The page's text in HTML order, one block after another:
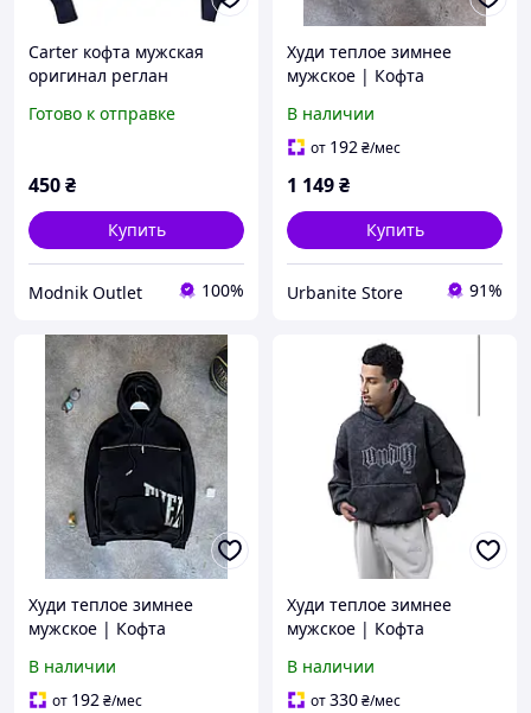
Carter кофта мужская
оригинал реглан
Готово к отправке
450₴
Купить
Modnik Outlet 100%
Худи теплое зимнее
мужское | Кофта
холодной погоды теплое
зимнее мужское | Кофта
В наличии
от 192₴/мес
1 149₴
Купить
Urbanite Store 91%
Худи теплое зимнее
мужское | Кофта
холодной погоды теплое
зимнее мужское | Кофта
В наличии
от 192₴/мес
Худи теплое зимнее
мужское | Кофта
холодной погоды S
В наличии
от330₴/мес